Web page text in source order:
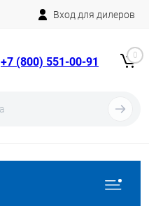
Вход для дилеров
+7 (800) 551-00-91 0